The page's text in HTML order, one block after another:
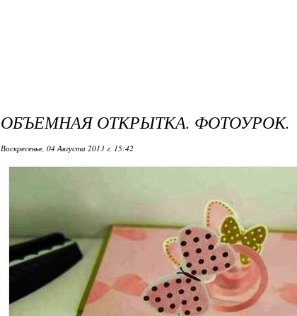
ОБЪЕМНАЯ ОТКРЫТКА. ФОТОУРОК.
Воскресенье, 04 Августа 2013 г. 15:42